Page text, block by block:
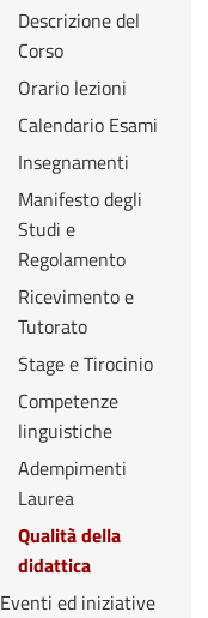
Descrizione del
Corso
Orario lezioni
Calendario Esami
Insegnamenti
Manifesto degli
Studi e
Regolamento
Ricevimento e
Tutorato
Stage e Tirocinio
Competenze
linguistiche
Adempimenti
Laurea
Qualità della
didattica
Eventi ed iniziative